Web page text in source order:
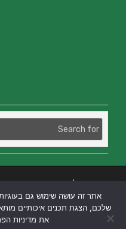
אתר זה עושה שימוש גם בעוגיות
שלכם, הצגת תכנים איכותיים
את מדיניות